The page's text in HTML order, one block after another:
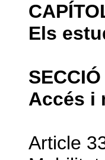
Els
Accés i
Article